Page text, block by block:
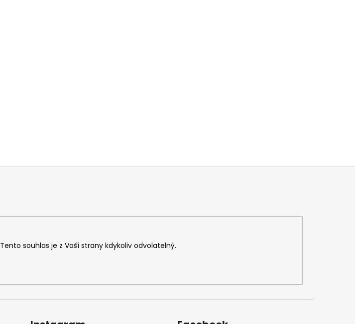
Tento souhlas je z Vaší strany kdykoliv odvolatelný.